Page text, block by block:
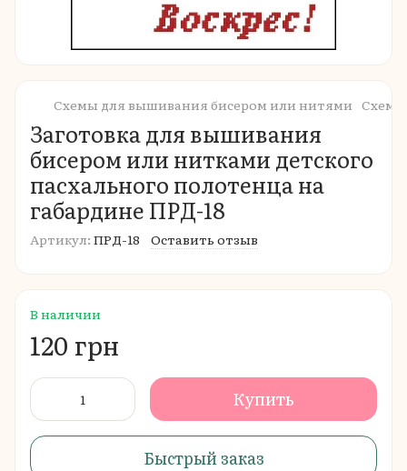
Схемы для вышивания бисером или нитями
Заготовка для вышивания
бисером или нитками детского
пасхального полотенца на
габардине ПРД-18
Артикул: ПРД-18 Оставить отзыв
В наличии
120 грн
Купить
Быстрый заказ